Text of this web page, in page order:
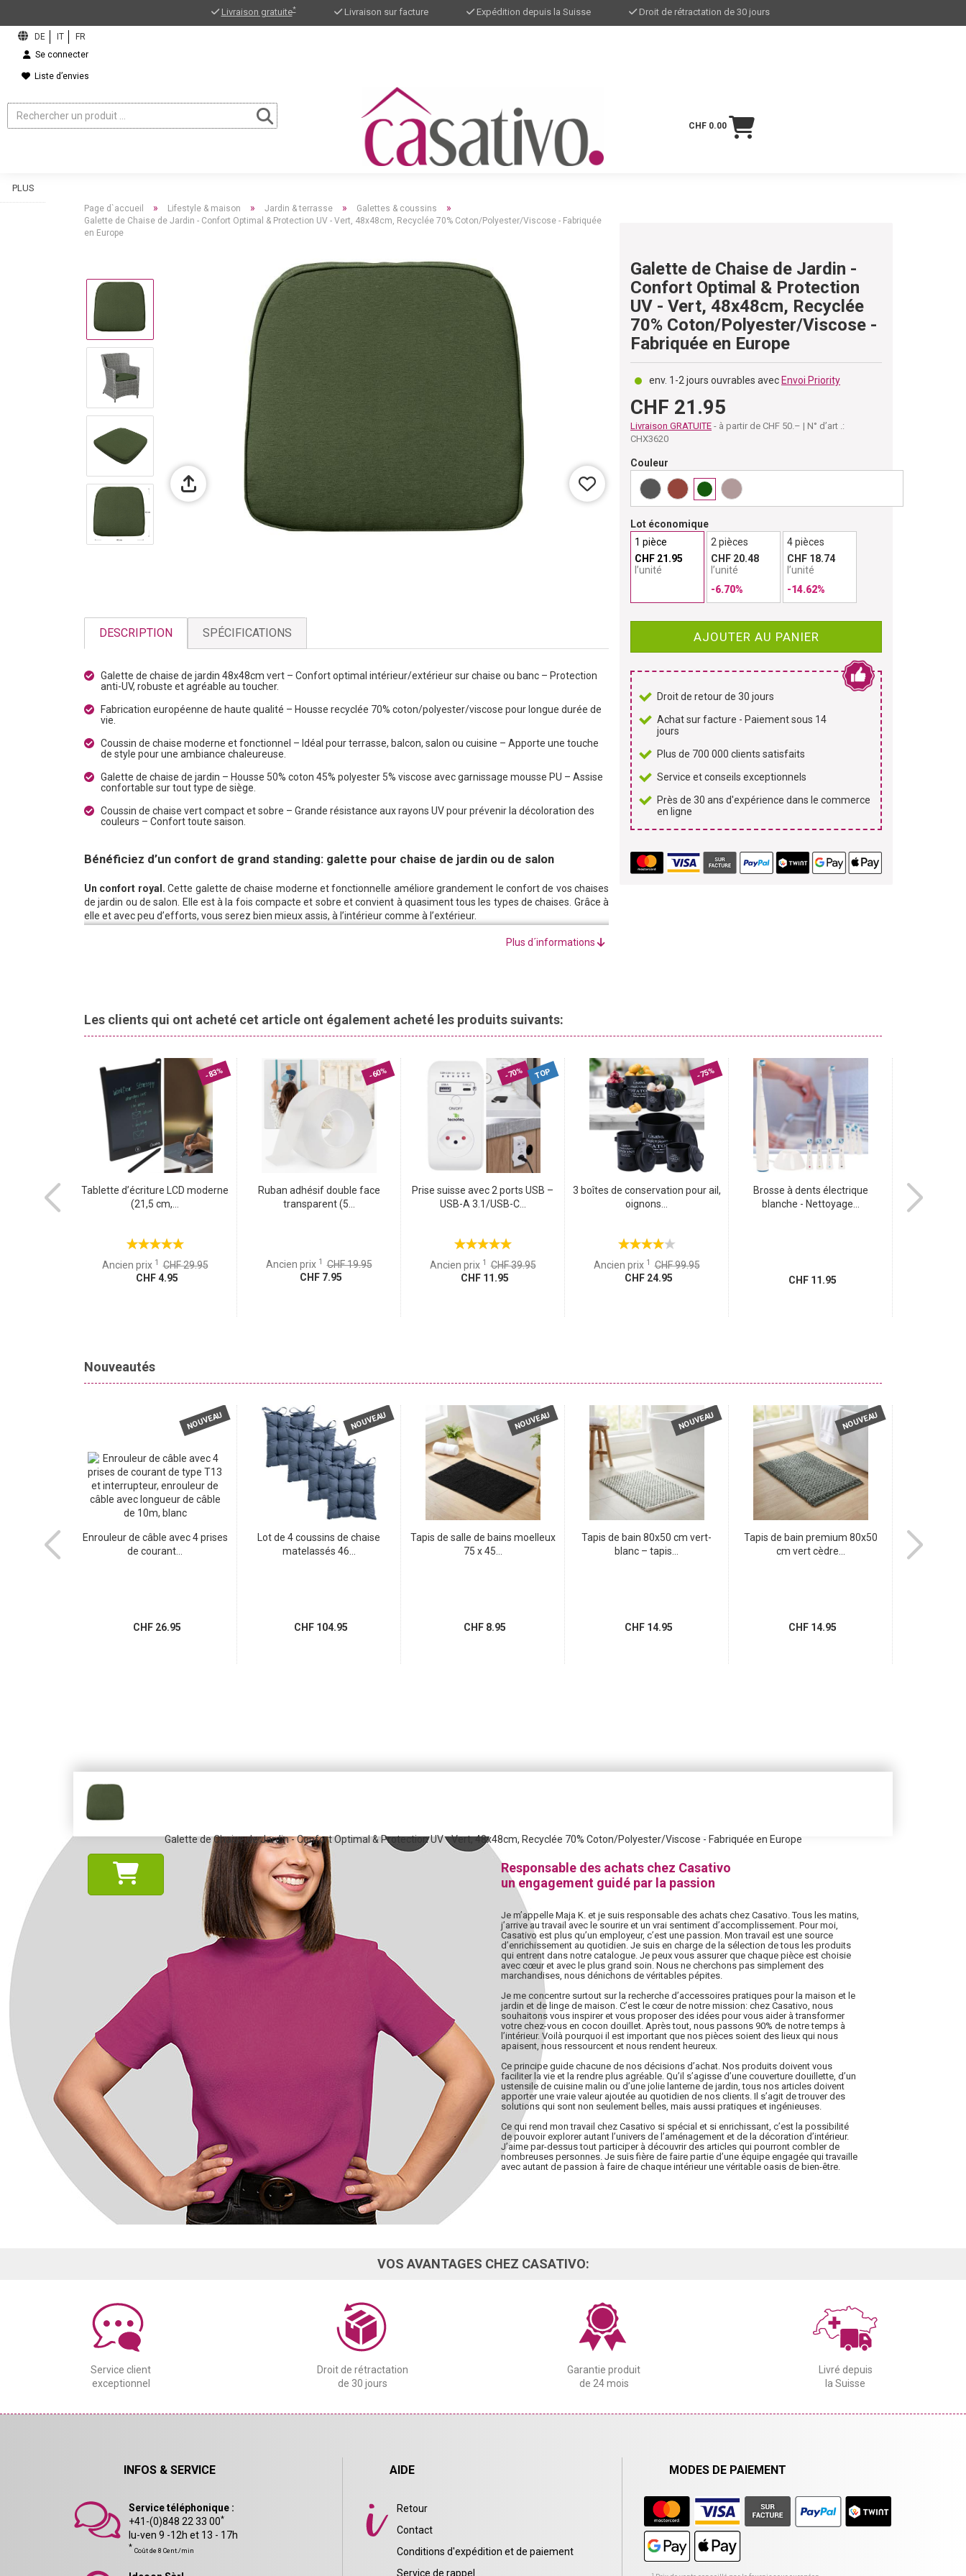
Livraison gratuite* Livraison sur facture Expédition depuis la Suisse Droit de rétractation de 30 jours
Se connecter
Liste d’envies
CHF 0.00
PLUS
Page d`accueil » Lifestyle & maison » Jardin & terrasse » Galettes & coussins »
Galette de Chaise de Jardin - Confort Optimal & Protection UV - Vert, 48x48cm, Recyclée 70% Coton/Polyester/Viscose - Fabriquée
en Europe
Galette de Chaise de Jardin -
Confort Optimal & Protection
UV - Vert, 48x48cm, Recyclée
70% Coton/Polyester/Viscose -
Fabriquée en Europe
env. 1-2 jours ouvrables avec Envoi Priority
CHF 21.95
Livraison GRATUITE - à partir de CHF 50.– | N° d’art .:
CHX3620
Couleur
Lot économique
1 pièce
CHF 21.95
l’unité
2 pièces
CHF 20.48
l’unité
-6.70%
4 pièces
CHF 18.74
l’unité
-14.62%
AJOUTER AU PANIER
Droit de retour de 30 jours
Achat sur facture - Paiement sous 14
jours
Plus de 700 000 clients satisfaits
Service et conseils exceptionnels
Près de 30 ans d'expérience dans le commerce
en ligne
DESCRIPTION SPÉCIFICATIONS
Galette de chaise de jardin 48x48cm vert – Confort optimal intérieur/extérieur sur chaise ou banc – Protection
anti-UV, robuste et agréable au toucher.
Fabrication européenne de haute qualité – Housse recyclée 70% coton/polyester/viscose pour longue durée de
vie.
Coussin de chaise moderne et fonctionnel – Idéal pour terrasse, balcon, salon ou cuisine – Apporte une touche
de style pour une ambiance chaleureuse.
Galette de chaise de jardin – Housse 50% coton 45% polyester 5% viscose avec garnissage mousse PU – Assise
confortable sur tout type de siège.
Coussin de chaise vert compact et sobre – Grande résistance aux rayons UV pour prévenir la décoloration des
couleurs – Confort toute saison.
Bénéficiez d’un confort de grand standing: galette pour chaise de jardin ou de salon
Un confort royal. Cette galette de chaise moderne et fonctionnelle améliore grandement le confort de vos chaises
de jardin ou de salon. Elle est à la fois compacte et sobre et convient à quasiment tous les types de chaises. Grâce à
elle et avec peu d’efforts, vous serez bien mieux assis, à l’intérieur comme à l’extérieur.
Cette galette de chaise est composée d’un mélange de matières de qualité,
extrêmement durables et recyclées à 70% (50% coton, 45% polyester et 5% viscose) qui la rend agréable au toucher.
ambiance chaleureuse.
Plus d´informations
Les clients qui ont acheté cet article ont également acheté les produits suivants:
hygromètre
-83%
Tablette d’écriture LCD moderne
(21,5 cm,...
Ancien prix 1 CHF 29.95
CHF 4.95
-60%
Ruban adhésif double face
transparent (5...
Ancien prix 1 CHF 19.95
CHF 7.95
-70% TOP
Prise suisse avec 2 ports USB –
USB-A 3.1/USB-C...
Ancien prix 1 CHF 39.95
CHF 11.95
-75%
3 boîtes de conservation pour ail,
oignons...
Ancien prix 1 CHF 99.95
CHF 24.95
Brosse à dents électrique
blanche - Nettoyage...
CHF 11.95
Nouveautés
Hauri -
NOUVEAU
Enrouleur de câble avec 4 prises
de courant...
CHF 26.95
NOUVEAU
Lot de 4 coussins de chaise
matelassés 46...
CHF 104.95
NOUVEAU
Tapis de salle de bains moelleux
75 x 45...
CHF 8.95
NOUVEAU
Tapis de bain 80x50 cm vert-
blanc – tapis...
CHF 14.95
NOUVEAU
Tapis de bain premium 80x50
cm vert cèdre...
CHF 14.95
Film
Galette de Chaise de Jardin - Confort Optimal & Protection UV - Vert, 48x48cm, Recyclée 70% Coton/Polyester/Viscose - Fabriquée en Europe
Responsable des achats chez Casativo
un engagement guidé par la passion
Je m’appelle Maja K. et je suis responsable des achats chez Casativo. Tous les matins,
j’arrive au travail avec le sourire et un vrai sentiment d’accomplissement. Pour moi,
Casativo est plus qu’un employeur, c’est une passion. Mon travail est une source
d’enrichissement au quotidien. Je suis en charge de la sélection de tous les produits
qui entrent dans notre catalogue. Je peux vous assurer que chaque pièce est choisie
avec cœur et avec le plus grand soin. Nous ne cherchons pas simplement des
marchandises, nous dénichons de véritables pépites.
Je me concentre surtout sur la recherche d’accessoires pratiques pour la maison et le
jardin et de linge de maison. C’est le cœur de notre mission: chez Casativo, nous
souhaitons vous inspirer et vous proposer des idées pour vous aider à transformer
votre chez-vous en cocon douillet. Après tout, nous passons 90% de notre temps à
l’intérieur. Voilà pourquoi il est important que nos pièces soient des lieux qui nous
apaisent, nous ressourcent et nous rendent heureux.
Ce principe guide chacune de nos décisions d’achat. Nos produits doivent vous
faciliter la vie et la rendre plus agréable. Qu’il s’agisse d’une couverture douillette, d’un
ustensile de cuisine malin ou d’une jolie lanterne de jardin, tous nos articles doivent
apporter une vraie valeur ajoutée au quotidien de nos clients. Il s’agit de trouver des
solutions qui sont non seulement belles, mais aussi pratiques et ingénieuses.
Ce qui rend mon travail chez Casativo si spécial et si enrichissant, c’est la possibilité
de pouvoir explorer autant l’univers de l’aménagement et de la décoration d’intérieur.
J’aime par-dessus tout participer à découvrir des articles qui pourront combler de
nombreuses personnes. Je suis fière de faire partie d’une équipe engagée qui travaille
avec autant de passion à faire de chaque intérieur une véritable oasis de bien-être.
VOS AVANTAGES CHEZ CASATIVO:
Service client
exceptionnel
Droit de rétractation
de 30 jours
Garantie produit
de 24 mois
Livré depuis
la Suisse
INFOS & SERVICE
Service téléphonique :
+41-(0)848 22 33 00*
lu-ven 9 -12h et 13 - 17h
* Coût de 8 Cent./min
AIDE
Retour
Contact
Conditions d'expédition et de paiement
Service de rappel
MODES DE PAIEMENT